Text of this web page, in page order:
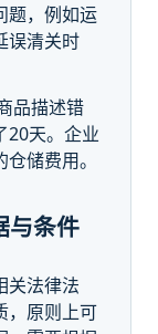
题，例如运
误清关时
品描述错
20天。企业
储费用。
与条件
关法律法
，原则上可